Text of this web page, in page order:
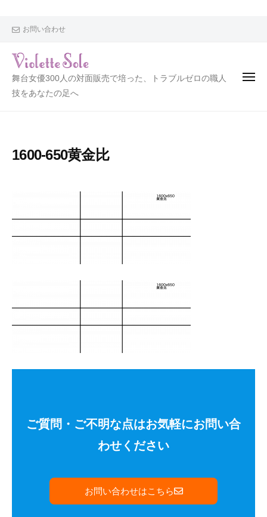
お問い合わせ
V
i
t
舞台女優300人の対面販売で培った、トラブルゼロの職人
技をあなたの足へ
1600-650黄金比
ご質問・ご不明な点はお気軽にお問い合
わせください
お問い合わせはこちら
o
e
t
e
e